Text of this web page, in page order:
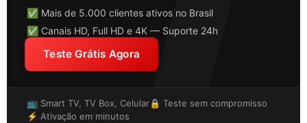
✅ Mais de 5.000 clientes ativos no Brasil
✅ Canais HD, Full HD e 4K — Suporte 24h
Teste Grátis Agora
📺 Smart TV, TV Box, Celular🔒 Teste sem compromisso
⚡ Ativação em minutos